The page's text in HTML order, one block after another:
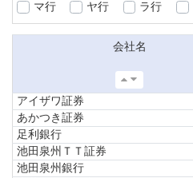
マ行 ヤ行 ラ行
会社名
アイザワ証券
あかつき証券
足利銀行
池田泉州ＴＴ証券
池田泉州銀行